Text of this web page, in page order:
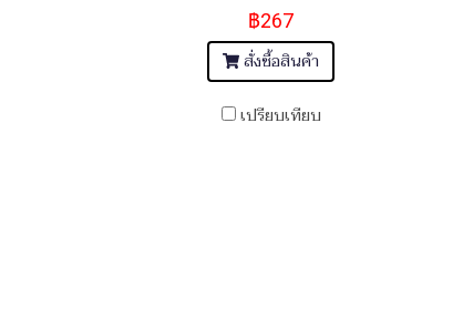
฿267
สั่งซื้อสินค้า
เปรียบเทียบ